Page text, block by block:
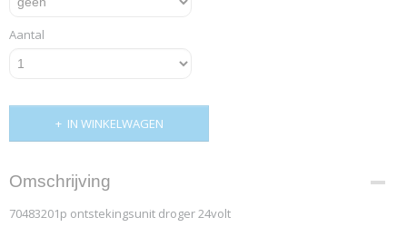
Aantal
IN WINKELWAGEN
Omschrijving
70483201p ontstekingsunit droger 24volt